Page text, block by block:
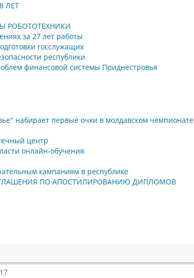
ЛЕТ
РОБОТОТЕХНИКИ
за 27 лет работы
госслужащих
республики
финансовой системы Приднестровья
набирает первые очки в молдавском чемпионате
центр
онлайн-обучения
кампаниям в республике
ПО АПОСТИЛИРОВАНИЮ ДИПЛОМОВ